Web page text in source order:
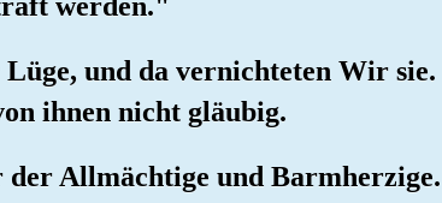
Lüge, und da vernichteten Wir
ihnen nicht gläubig.
Allmächtige und Barmherzige.